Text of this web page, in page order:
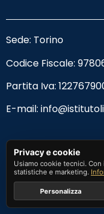
Sede: Torino
Codice Fiscale:
Partita Iva:
E-mail:
Privacy e cookie
Usiamo cookie tecnici.
statistiche e marketing.
Personalizza